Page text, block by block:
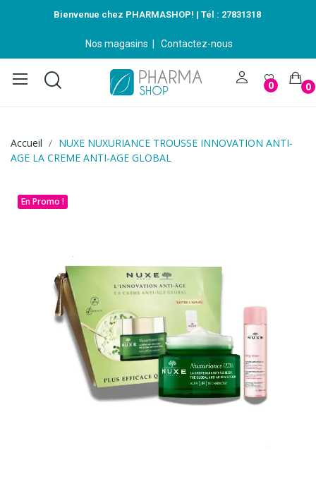
Bienvenue chez PHARMASHOP! | Tél : 27831318
Nos magasins Contactez-nous
0 0
Accueil
NUXE NUXURIANCE TROUSSE INNOVATION ANTI-
AGE LA CREME ANTI-AGE GLOBAL
En Promo !